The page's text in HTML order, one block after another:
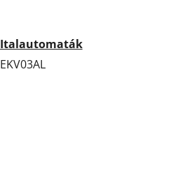
Italautomaták
EKV03AL